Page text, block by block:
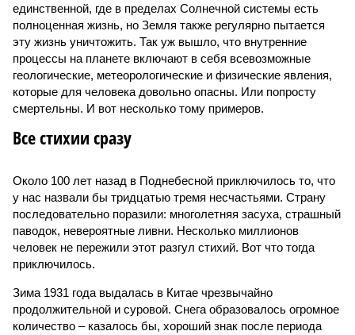
единственной, где в пределах Солнечной системы есть
полноценная жизнь, но Земля также регулярно пытается
эту жизнь уничтожить. Так уж вышло, что внутренние
процессы на планете включают в себя всевозможные
геологические, метеорологические и физические явления,
которые для человека довольно опасны. Или попросту
смертельны. И вот несколько тому примеров.
Все стихии сразу
Около 100 лет назад в Поднебесной приключилось то, что
у нас назвали бы тридцатью тремя несчастьями. Страну
последовательно поразили: многолетняя засуха, страшный
паводок, невероятные ливни. Несколько миллионов
человек не пережили этот разгул стихий. Вот что тогда
приключилось.
Зима 1931 года выдалась в Китае чрезвычайно
продолжительной и суровой. Снега образовалось огромное
количество – казалось бы, хороший знак после периода